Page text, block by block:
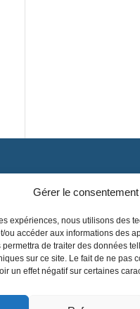
Gérer le consentement
expériences, nous utilisons des
ou accéder aux informations des
de traiter des données
sur ce site. Le fait de ne pas
un effet négatif sur certaines
contact@lnea-
+33 (0)1 34 67 67 17